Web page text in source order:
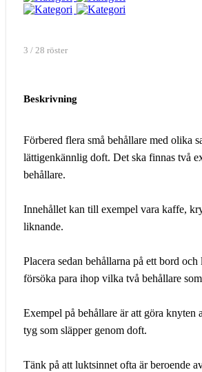
3 / 28 röster
Beskrivning
Förbered flera små behållare med olika
lättigenkännlig doft. Det ska finnas två
behållare.
Innehållet kan till exempel vara kaffe,
liknande.
Placera sedan behållarna på ett bord och
försöka para ihop vilka två behållare
Exempel på behållare är att göra knyten
tyg som släpper genom doft.
Tänk på att luktsinnet ofta är beroende